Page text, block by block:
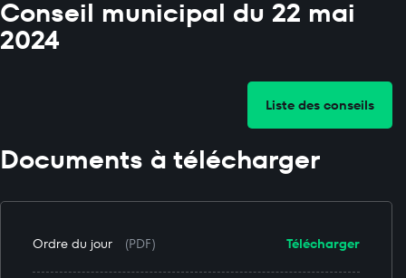
Conseil municipal du 22 mai
2024
Liste des conseils
Documents à télécharger
Télécharger
Ordre du jour (PDF)